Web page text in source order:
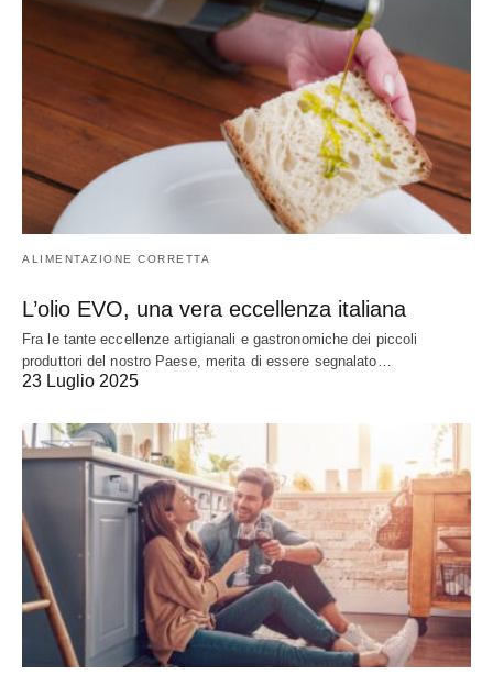
ALIMENTAZIONE CORRETTA
L’olio EVO, una vera eccellenza italiana
Fra le tante eccellenze artigianali e gastronomiche dei piccoli
produttori del nostro Paese, merita di essere segnalato…
23 Luglio 2025